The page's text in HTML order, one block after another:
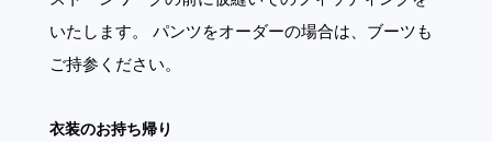
いたします。 パンツをオーダーの場合は、ブーツも
ご持参ください。
衣装のお持ち帰り